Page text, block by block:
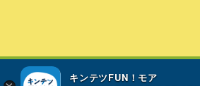
キンテツFUN！モア